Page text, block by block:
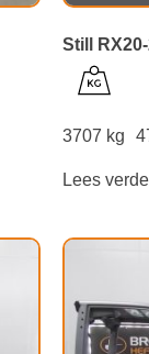
Still
3707 kg
Lees